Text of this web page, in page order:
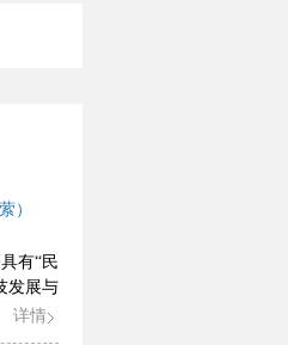
）
有“民
发展与
趋向
详情